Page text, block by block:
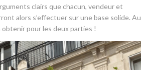
clairs que chacun, vendeur et
alors s’effectuer sur une base solide. Au
pour les deux parties !